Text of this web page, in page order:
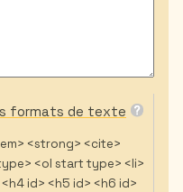
formats de texte
<strong> <cite>
<ol start type> <li>
id> <h5 id> <h6 id>